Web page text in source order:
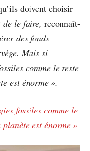
doivent choisir
de le faire, reconnaît-
des fonds
Mais si
comme le reste
est énorme ».
fossiles comme le
est énorme »